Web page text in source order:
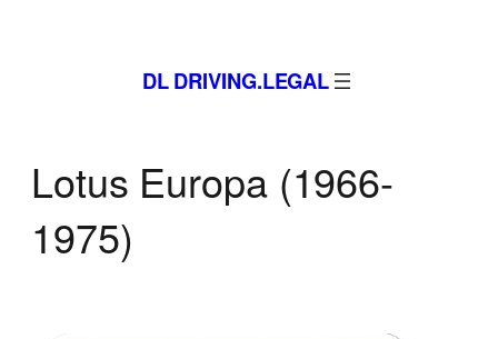
DL DRIVING.LEGAL
Lotus Europa (1966-
1975)